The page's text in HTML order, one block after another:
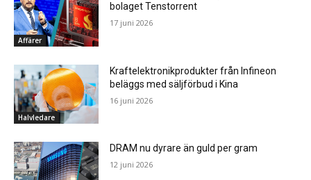
Affärer
bolaget Tenstorrent
17 juni 2026
Halvledare
Kraftelektronikprodukter från Infineon
beläggs med säljförbud i Kina
16 juni 2026
DRAM nu dyrare än guld per gram
12 juni 2026